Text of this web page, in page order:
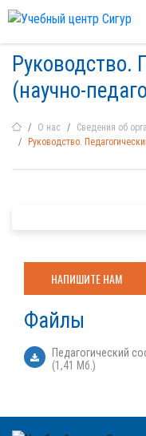
Руководство.
(научно-
О нас
Сведения об
Руководство.
НАПИШИТЕ НАМ
Файлы
Педагогический
(1,41 Мб.)